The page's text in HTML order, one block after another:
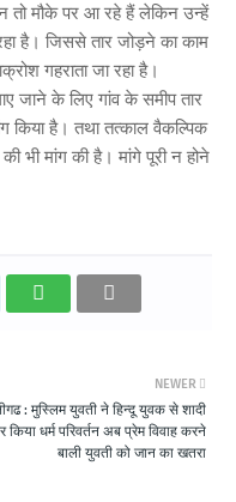
तो मौके पर आ रहे हैं लेकिन उन्हें
रहा है। जिससे तार जोड़ने का काम
गहराता जा रहा है।
जाने के लिए गांव के समीप तार
किया है। तथा तत्काल वैकल्पिक
भी मांग की है। मांगे पूरी न होने
NEWER
: मुस्लिम युवती ने हिन्दू युवक से शादी
किया धर्म परिवर्तन अब प्रेम विवाह करने
बाली युवती को जान का खतरा